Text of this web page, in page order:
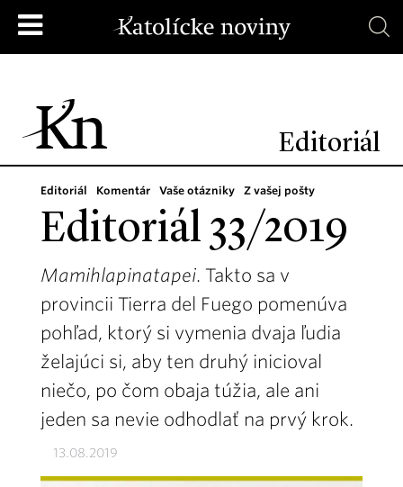
Editoriál
Editoriál Komentár Vaše otázniky Z vašej pošty
Editoriál 33/2019
Mamihlapinatapei. Takto sa v
provincii Tierra del Fuego pomenúva
pohľad, ktorý si vymenia dvaja ľudia
želajúci si, aby ten druhý inicioval
niečo, po čom obaja túžia, ale ani
jeden sa nevie odhodlať na prvý krok.
13.08.2019